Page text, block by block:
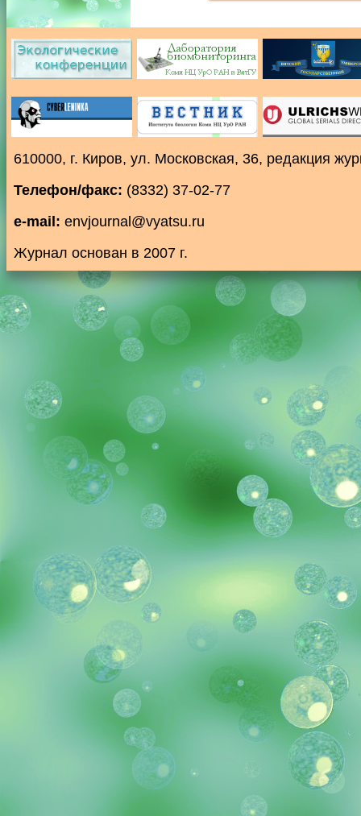
610000, г. Киров, ул. Московская, 36, редакция
Телефон/факс: (8332) 37-02-77
e-mail: envjournal@vyatsu.ru
Журнал основан в 2007 г.